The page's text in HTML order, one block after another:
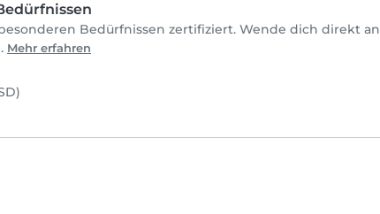
Bedürfnissen zertifiziert. Wende dich direkt an
Mehr erfahren